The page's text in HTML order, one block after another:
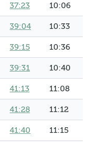
37:23 10:06
39:04 10:33
39:15 10:36
39:31 10:40
41:13 11:08
41:28 11:12
41:40 11:15